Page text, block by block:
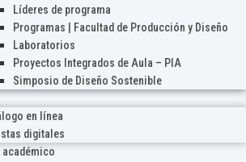
Líderes de programa
Programas | Facultad de Producción y Diseño
Laboratorios
Proyectos Integrados de Aula – PIA
Simposio de Diseño Sostenible
en línea
digitales
académico